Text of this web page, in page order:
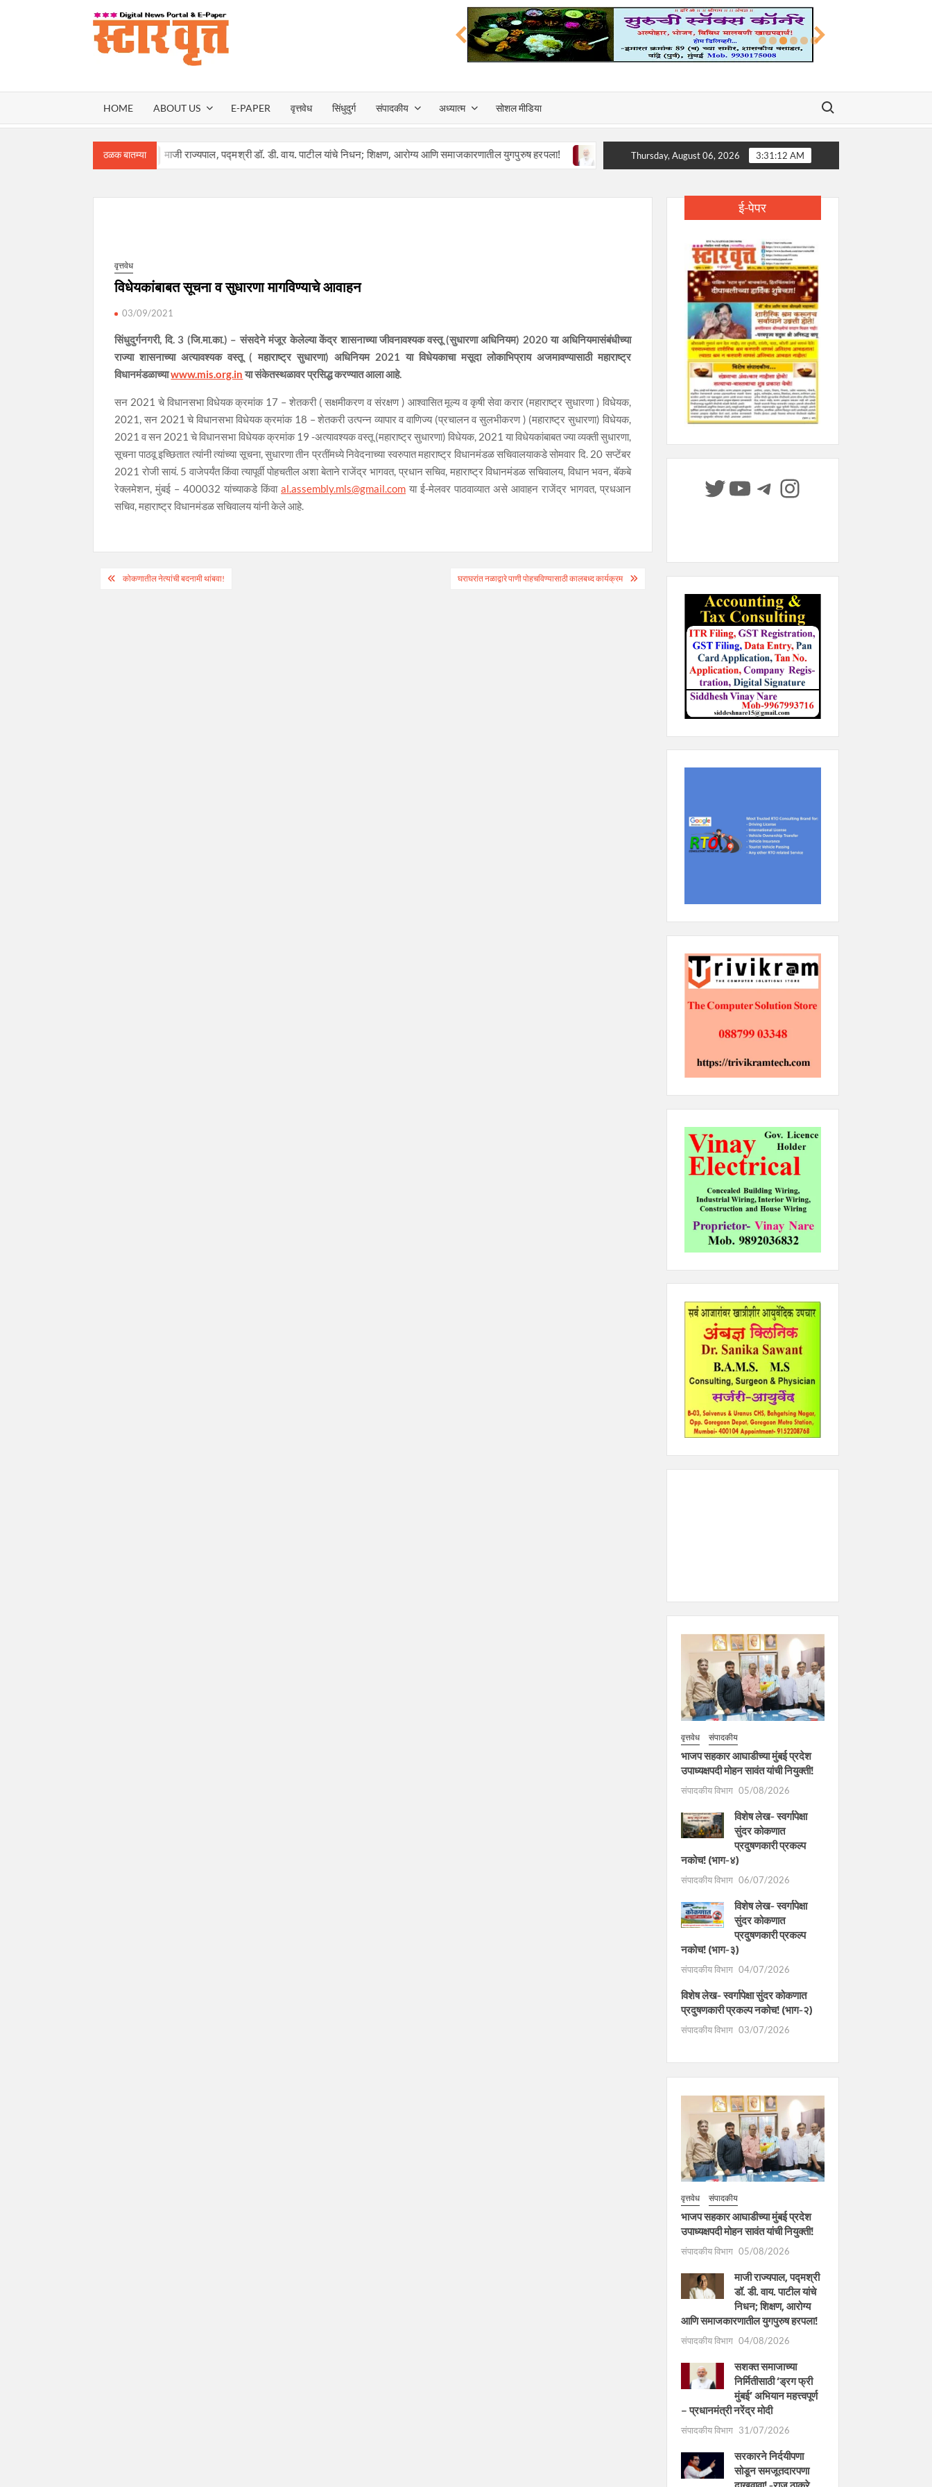
STAR
VRUTTA
HOME ABOUT US E-PAPER वृत्तवेध सिंधुदुर्ग संपादकीय अध्यात्म सोशल मीडिया
Search for:
ठळक बातम्या
माजी राज्यपाल, पद्मश्री डॉ. डी. वाय. पाटील यांचे निधन; शिक्षण, आरोग्य आणि समाजकारणातील युगपुरुष हरपला! सशक्त समाजाच्या निर्मितीसाठी ‘ड्रग फ्री मुंबई’ अभियान महत्त्वपूर्ण – प्रधानमंत्री नरेंद्र मोदी
Thursday, August 06, 2026 3:31:13 AM
वृत्तवेध
विधेयकांबाबत सूचना व सुधारणा मागविण्याचे आवाहन
03/09/2021
सिंधुदुर्गनगरी, दि. 3 (जि.मा.का.) – संसदेने मंजूर केलेल्या केंद्र शासनाच्या जीवनावश्यक वस्तू (सुधारणा अधिनियम) 2020 या अधिनियमासंबंधीच्या
राज्या शासनाच्या अत्यावश्यक वस्तू ( महाराष्ट्र सुधारणा) अधिनियम 2021 या विधेयकाचा मसूदा लोकाभिप्राय अजमावण्यासाठी महाराष्ट्र
विधानमंडळाच्याwww.mis.org.in या संकेतस्थळावर प्रसिद्ध करण्यात आला आहे.
सन 2021 चे विधानसभा विधेयक क्रमांक 17 – शेतकरी ( सक्षमीकरण व संरक्षण ) आश्वासित मूल्य व कृषी सेवा करार (महाराष्ट्र सुधारणा ) विधेयक,
2021, सन 2021 चे विधानसभा विधेयक क्रमांक 18 – शेतकरी उत्पन्न व्यापार व वाणिज्य (प्रचालन व सुलभीकरण ) (महाराष्ट्र सुधारणा) विधेयक,
2021 व सन 2021 चे विधानसभा विधेयक क्रमांक 19 -अत्यावश्यक वस्तू (महाराष्ट्र सुधारणा) विधेयक, 2021 या विधेयकांबाबत ज्या व्यक्ती सुधारणा,
सूचना पाठवू इच्छितात त्यांनी त्यांच्या सूचना, सुधारणा तीन प्रतींमध्ये निवेदनाच्या स्वरुपात महाराष्ट्र विधानमंडळ सचिवालयाकडे सोमवार दि. 20 सप्टेंबर
2021 रोजी सायं. 5 वाजेपर्यंत किंवा त्यापूर्वी पोहचतील अशा बेताने राजेंद्र भागवत, प्रधान सचिव, महाराष्ट्र विधानमंडळ सचिवालय, विधान भवन, बॅकबे
रेक्लमेशन, मुंबई – 400032 यांच्याकडे किंवाal.assembly.mls@gmail.com या ई-मेलवर पाठवाव्यात असे आवाहन राजेंद्र भागवत, प्रधआन
सचिव, महाराष्ट्र विधानमंडळ सचिवालय यांनी केले आहे.
Postकोकणातील नेत्यांची बदनामी थांबवा! घराघरांत नळाद्वारे पाणी पोहचविण्यासाठी कालबध्द कार्यक्रम
ई-पेपर
Twitter
YouTube
Telegram
Instagram
वृत्तवेध संपादकीय
भाजप सहकार आघाडीच्या मुंबई प्रदेश
उपाध्यक्षपदी मोहन सावंत यांची नियुक्ती!
संपादकीय विभाग 05/08/2026
विशेष लेख- स्वर्गापेक्षा
सुंदर कोकणात
प्रदुषणकारी प्रकल्प
नकोच! (भाग-४)
संपादकीय विभाग 06/07/2026
विशेष लेख- स्वर्गापेक्षा
सुंदर कोकणात
प्रदुषणकारी प्रकल्प
नकोच! (भाग-३)
संपादकीय विभाग 04/07/2026
विशेष लेख- स्वर्गापेक्षा सुंदर कोकणात
प्रदुषणकारी प्रकल्प नकोच! (भाग-२)
संपादकीय विभाग 03/07/2026
वृत्तवेध संपादकीय
भाजप सहकार आघाडीच्या मुंबई प्रदेश
उपाध्यक्षपदी मोहन सावंत यांची नियुक्ती!
संपादकीय विभाग 05/08/2026
माजी राज्यपाल, पद्मश्री
डॉ. डी. वाय. पाटील यांचे
निधन; शिक्षण, आरोग्य
आणि समाजकारणातील युगपुरुष हरपला!
संपादकीय विभाग 04/08/2026
सशक्त समाजाच्या
निर्मितीसाठी ‘ड्रग फ्री
मुंबई’ अभियान महत्त्वपूर्ण
– प्रधानमंत्री नरेंद्र मोदी
संपादकीय विभाग 31/07/2026
सरकारने निर्दयीपणा
सोडून समजूतदारपणा